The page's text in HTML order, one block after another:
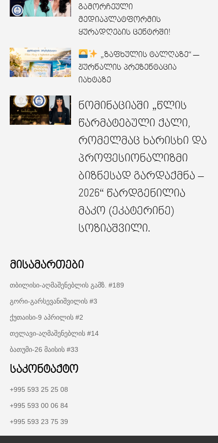
გამორჩეული
მედიაპლატფორმის
ყურადღების ცენტრში!
„ზაფხულის ტალღაზე“ —
ჟურნალის პრეზენტაცია
იახტაზე
ნომინაციაში „წლის
წარმატებული ქალი,
რომელმაც ხარისხი და
პროფესიონალიზმი
ბიზნესად გარდაქმნა –
2026“ წარდგენილია
მაკო (ეკატერინე)
სოზიაშვილი.
მისამართები
თბილისი-აღმაშენებლის გამზ. #189
გორი-გარსევანიშვილის #3
ქუთაისი-9 აპრილის #2
თელავი-აღმაშენებლის #14
ბათუმი-26 მაისის #33
საკონტაქტო
+995 593 25 25 08
+995 593 00 06 84
+995 593 23 75 39